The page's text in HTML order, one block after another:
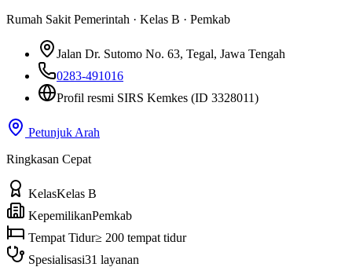
Rumah Sakit Pemerintah · Kelas B · Pemkab
Jalan Dr. Sutomo No. 63, Tegal, Jawa Tengah
0283-491016
Profil resmi SIRS Kemkes (ID 3328011)
Petunjuk Arah
Ringkasan Cepat
KelasKelas B
KepemilikanPemkab
Tempat Tidur≥ 200 tempat tidur
Spesialisasi31 layanan